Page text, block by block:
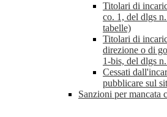
Titolari di
co. 1, del dlgs
tabelle)
Titolari di
direzione o di
1-bis, del dlgs
Cessati
pubblicare sul
Sanzioni per mancata